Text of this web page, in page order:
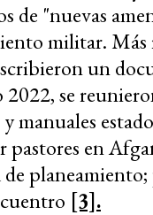
de "nuevas
militar.
un
2022, se
manuales
pastores en
planeamiento;
[3].